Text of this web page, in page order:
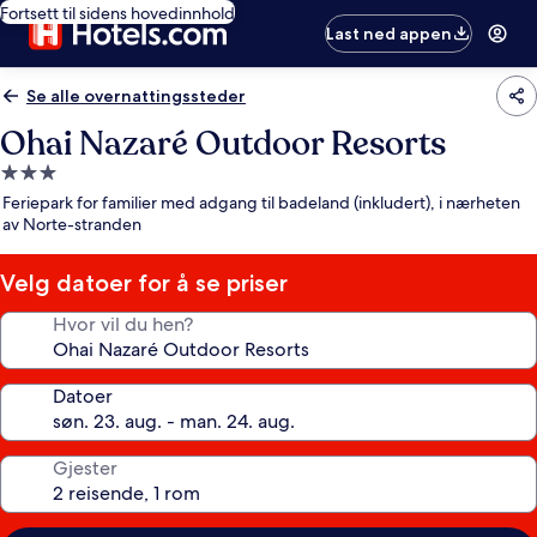
Fortsett til sidens hovedinnhold
Last ned appen
Se alle overnattingssteder
Ohai Nazaré Outdoor Resorts
Overnattingssted
med
3.0
stjerner
Feriepark for familier med adgang til badeland (inkludert), i nærheten
av Norte-stranden
Velg datoer for å se priser
Hvor vil du hen?
Datoer
Gjester